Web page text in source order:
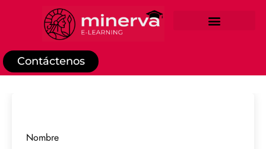
Contáctenos
Nombre